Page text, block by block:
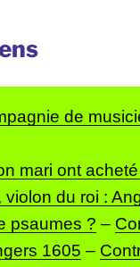
de
mari ont
du roi :
psaumes ? –
1605 –